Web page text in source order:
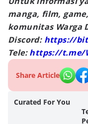
manga, film,
komunitas Warga
Discord: https://
Tele:https://t.me/
Share Article
Curated For You